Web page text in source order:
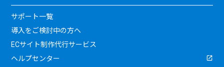
サポート一覧
導入をご検討中の方へ
ECサイト制作代行サービス
ヘルプセンター